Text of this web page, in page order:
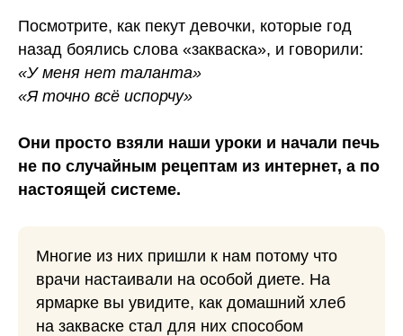
Посмотрите, как пекут девочки, которые год
назад боялись слова «закваска», и говорили:
«У меня нет таланта»
«Я точно всё испорчу»
Они просто взяли наши уроки и начали печь
не по случайным рецептам из интернет, а по
настоящей системе.
Многие из них пришли к нам потому что
врачи настаивали на особой диете. На
ярмарке вы увидите, как домашний хлеб
на закваске стал для них способом